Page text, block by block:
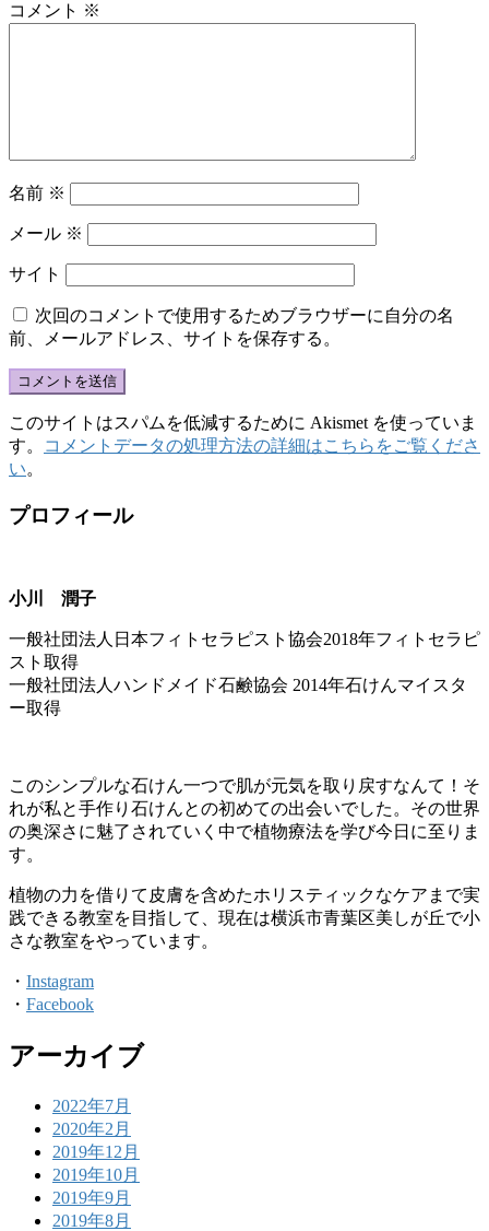
コメント ※
名前 ※
メール ※
サイト
次回のコメントで使用するためブラウザーに自分の名
前、メールアドレス、サイトを保存する。
このサイトはスパムを低減するために Akismet を使っていま
す。
コメントデータの処理方法の詳細はこちらをご覧くださ
い。
プロフィール
小川 潤子
一般社団法人日本フィトセラピスト協会2018年フィトセラピ
スト取得
一般社団法人ハンドメイド石鹸協会 2014年石けんマイスタ
ー取得
このシンプルな石けん一つで肌が元気を取り戻すなんて！そ
れが私と手作り石けんとの初めての出会いでした。その世界
の奥深さに魅了されていく中で植物療法を学び今日に至りま
す。
植物の力を借りて皮膚を含めたホリスティックなケアまで実
践できる教室を目指して、現在は横浜市青葉区美しが丘で小
さな教室をやっています。
・ Instagram
・ Facebook
アーカイブ
2022年7月
2020年2月
2019年12月
2019年10月
2019年9月
2019年8月